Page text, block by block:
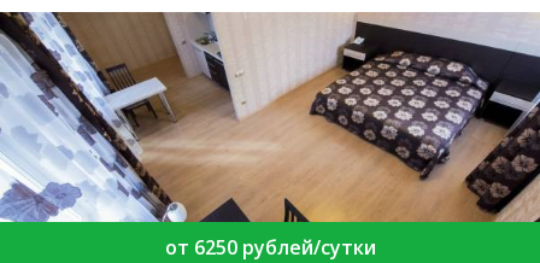
от 6250 рублей/сутки